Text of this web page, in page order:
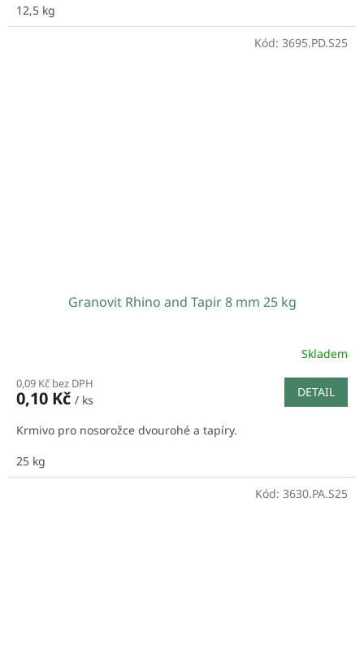
12,5 kg
Granovit Rhino and Tapir 8 mm 25 kg
Skladem
0,09 Kč bez DPH
0,10 Kč / ks
DETAIL
Krmivo pro nosorožce dvourohé a tapíry.
25 kg
Kód: 3695.PD.S25
Kód: 3630.PA.S25